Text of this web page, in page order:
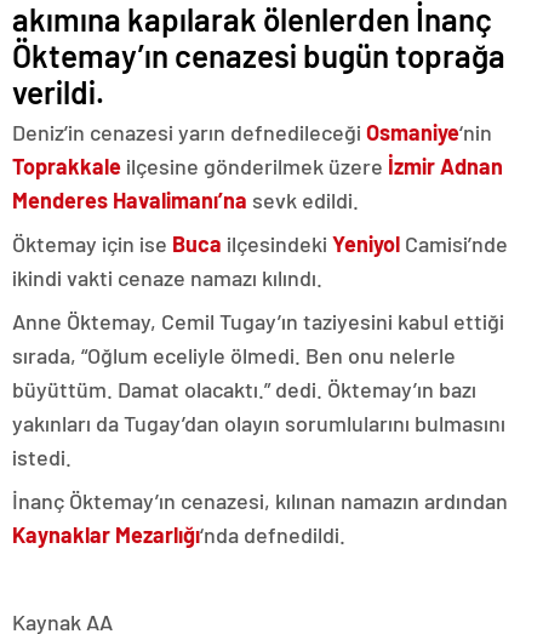
akımına kapılarak ölenlerden İnanç
Öktemay’ın cenazesi bugün toprağa
verildi.
Deniz’in cenazesi yarın defnedileceği Osmaniye‘nin
Toprakkale ilçesine gönderilmek üzere İzmir Adnan
Menderes Havalimanı’na sevk edildi.
Öktemay için ise Buca ilçesindeki Yeniyol Camisi’nde
ikindi vakti cenaze namazı kılındı.
Anne Öktemay, Cemil Tugay’ın taziyesini kabul ettiği
sırada, “Oğlum eceliyle ölmedi. Ben onu nelerle
büyüttüm. Damat olacaktı.” dedi. Öktemay’ın bazı
yakınları da Tugay’dan olayın sorumlularını bulmasını
istedi.
İnanç Öktemay’ın cenazesi, kılınan namazın ardından
Kaynaklar Mezarlığı‘nda defnedildi.
Kaynak AA